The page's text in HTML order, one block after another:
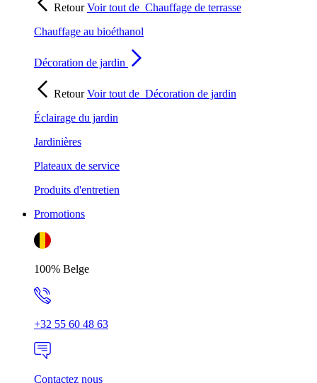
RetourVoir tout de Chauffage de terrasse
Chauffage au bioéthanol
Décoration de jardin
RetourVoir tout de Décoration de jardin
Éclairage du jardin
Jardinières
Plateaux de service
Produits d'entretien
Promotions
100% Belge
+32 55 60 48 63
Contactez nous